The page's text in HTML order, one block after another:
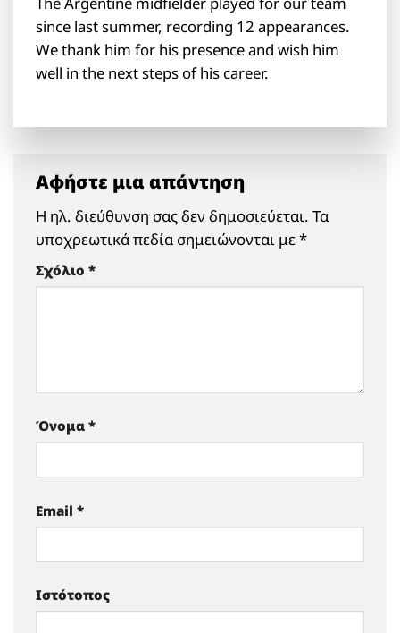
since last summer, recording 12 appearances.
We thank him for his presence and wish him
well in the next steps of his career.
Αφήστε μια απάντηση
Η ηλ. διεύθυνση σας δεν δημοσιεύεται. Τα
υποχρεωτικά πεδία σημειώνονται με*
Σχόλιο *
Όνομα *
Email *
Ιστότοπος